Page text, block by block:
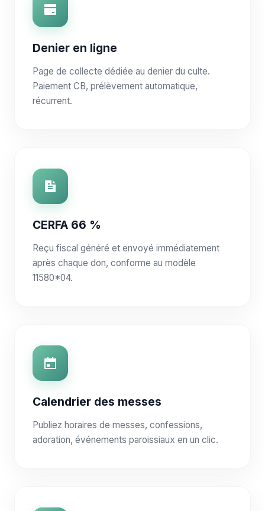
Denier en ligne
Page de collecte dédiée au denier du culte.
Paiement CB, prélèvement automatique,
récurrent.
CERFA 66 %
Reçu fiscal généré et envoyé immédiatement
après chaque don, conforme au modèle
11580*04.
Calendrier des messes
Publiez horaires de messes, confessions,
adoration, événements paroissiaux en un clic.